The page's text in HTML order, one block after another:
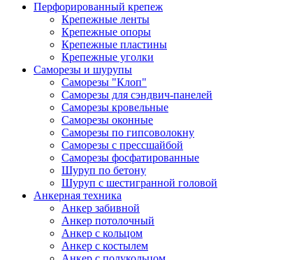
Перфорированный крепеж
Крепежные ленты
Крепежные опоры
Крепежные пластины
Крепежные уголки
Саморезы и шурупы
Саморезы "Клоп"
Саморезы для сэндвич-панелей
Саморезы кровельные
Саморезы оконные
Саморезы по гипсоволокну
Саморезы с прессшайбой
Саморезы фосфатированные
Шуруп по бетону
Шуруп с шестигранной головой
Анкерная техника
Анкер забивной
Анкер потолочный
Анкер с кольцом
Анкер с костылем